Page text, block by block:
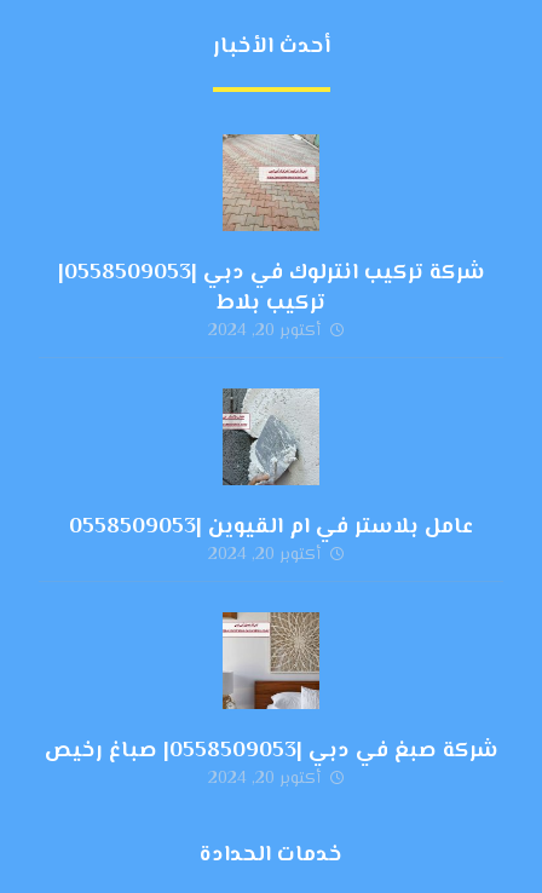
أحدث الأخبار
شركة تركيب انترلوك في دبي |0558509053|
تركيب بلاط
أكتوبر 20, 2024
عامل بلاستر في ام القيوين |0558509053
أكتوبر 20, 2024
شركة صبغ في دبي |0558509053| صباغ رخيص
أكتوبر 20, 2024
خدمات الحدادة